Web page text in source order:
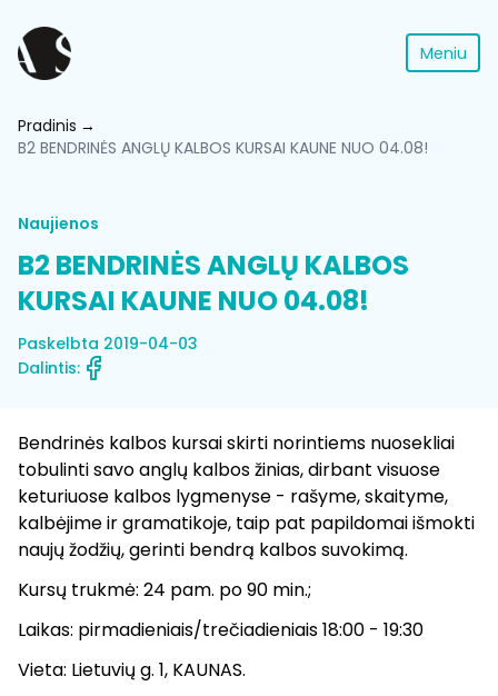
Meniu
Pradinis
B2 BENDRINĖS ANGLŲ KALBOS KURSAI KAUNE NUO 04.08!
Naujienos
B2 BENDRINĖS ANGLŲ KALBOS
KURSAI KAUNE NUO 04.08!
Paskelbta 2019-04-03
Dalintis:
Bendrinės kalbos kursai skirti norintiems nuosekliai
tobulinti savo anglų kalbos žinias, dirbant visuose
keturiuose kalbos lygmenyse - rašyme, skaityme,
kalbėjime ir gramatikoje, taip pat papildomai išmokti
naujų žodžių, gerinti bendrą kalbos suvokimą.
Kursų trukmė: 24 pam. po 90 min.;
Laikas: pirmadieniais/trečiadieniais 18:00 - 19:30
Vieta: Lietuvių g. 1, KAUNAS.